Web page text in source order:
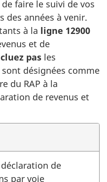
faire le suivi de vos
des années à venir.
à la ligne 12900
et de
pas les
sont désignées comme
du RAP à la
de revenus et
de
par voie